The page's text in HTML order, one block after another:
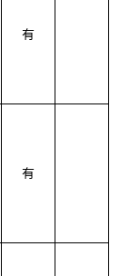
有
有